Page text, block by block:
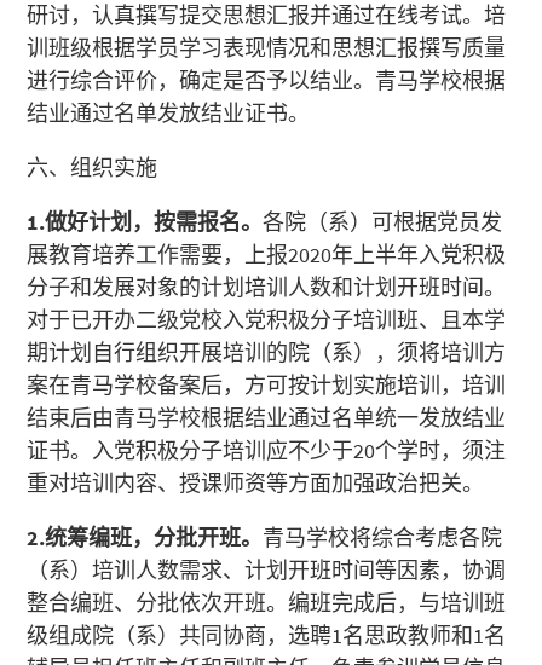
研讨，认真撰写提交思想汇报并通过在线考试。培
训班级根据学员学习表现情况和思想汇报撰写质量
进行综合评价，确定是否予以结业。青马学校根据
结业通过名单发放结业证书。
六、组织实施
1.做好计划，按需报名。各院（系）可根据党员发
展教育培养工作需要，上报2020年上半年入党积极
分子和发展对象的计划培训人数和计划开班时间。
对于已开办二级党校入党积极分子培训班、且本学
期计划自行组织开展培训的院（系），须将培训方
案在青马学校备案后，方可按计划实施培训，培训
结束后由青马学校根据结业通过名单统一发放结业
证书。入党积极分子培训应不少于20个学时，须注
重对培训内容、授课师资等方面加强政治把关。
2.统筹编班，分批开班。 青马学校将综合考虑各院
（系）培训人数需求、计划开班时间等因素，协调
整合编班、分批依次开班。编班完成后，与培训班
级组成院（系）共同协商，选聘1名思政教师和1名